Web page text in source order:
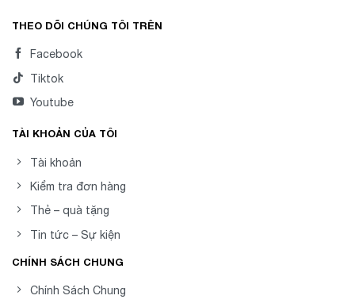
THEO DÕI CHÚNG TÔI TRÊN
Facebook
Tiktok
Youtube
TÀI KHOẢN CỦA TÔI
Tài khoản
Kiểm tra đơn hàng
Thẻ – quà tặng
Tin tức – Sự kiện
CHÍNH SÁCH CHUNG
Chính Sách Chung